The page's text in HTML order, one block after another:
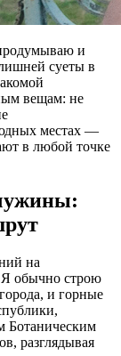
и
суеты в
вещам: не
местах —
в любой точке
на
Я обычно строю
и горные
Ботаническим
разглядывая